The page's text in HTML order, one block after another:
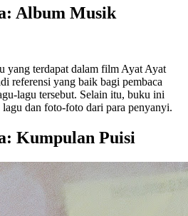
Album Musik
yang terdapat dalam film Ayat Ayat
referensi yang baik bagi pembaca
lagu tersebut. Selain itu, buku ini
dan foto-foto dari para penyanyi.
Kumpulan Puisi